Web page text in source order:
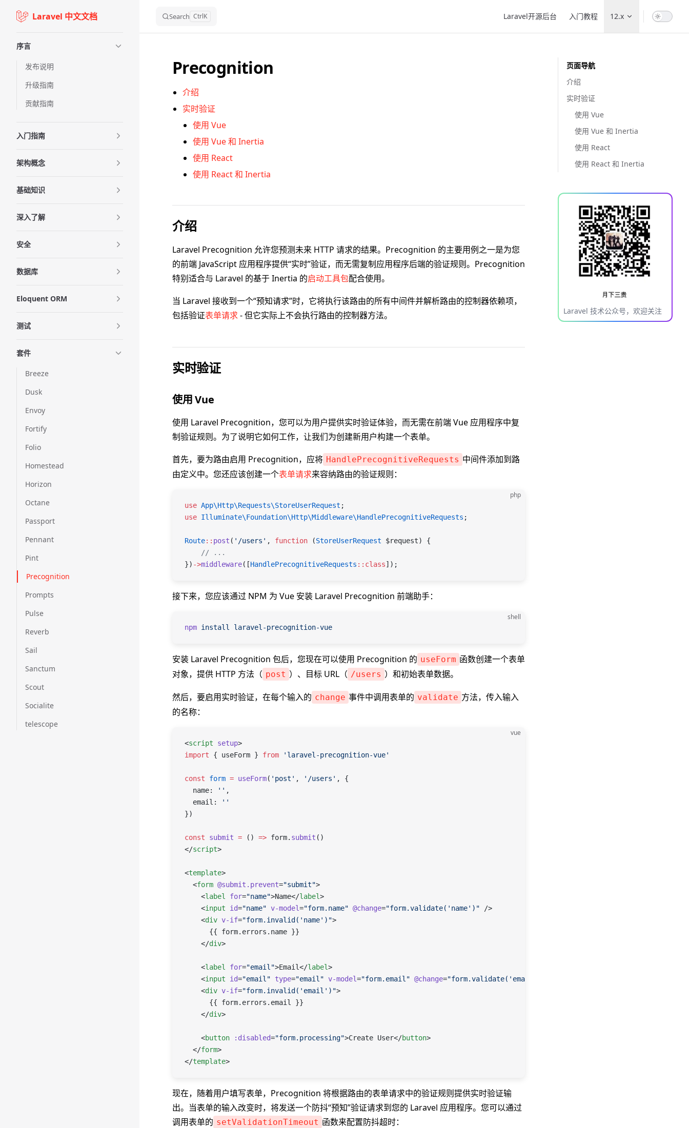
Skip to content
Laravel 中文文档 Search CtrlK Laravel开源后台 入门教程 12.x
序言
发布说明
升级指南
贡献指南
入门指南
架构概念
基础知识
深入了解
安全
数据库
Eloquent ORM
测试
套件
Breeze
Dusk
Envoy
Fortify
Folio
Homestead
Horizon
Octane
Passport
Pennant
Pint
Precognition
Prompts
Pulse
Reverb
Sail
Sanctum
Scout
Socialite
telescope
页面导航
介绍
实时验证
使用 Vue
使用 Vue 和 Inertia
使用 React
使用 React 和 Inertia
Laravel 技术公众号，欢迎关注
Precognition
介绍
实时验证
使用 Vue
使用 Vue 和 Inertia
使用 React
使用 React 和 Inertia
介绍
Laravel Precognition 允许您预测未来 HTTP 请求的结果。Precognition 的主要用例之一是为您
的前端 JavaScript 应用程序提供“实时”验证，而无需复制应用程序后端的验证规则。Precognition
特别适合与 Laravel 的基于 Inertia 的启动工具包配合使用。
当 Laravel 接收到一个“预知请求”时，它将执行该路由的所有中间件并解析路由的控制器依赖项，
包括验证表单请求- 但它实际上不会执行路由的控制器方法。
实时验证
使用 Vue
使用 Laravel Precognition，您可以为用户提供实时验证体验，而无需在前端 Vue 应用程序中复
制验证规则。为了说明它如何工作，让我们为创建新用户构建一个表单。
首先，要为路由启用 Precognition，应将 HandlePrecognitiveRequests 中间件添加到路
由定义中。您还应该创建一个表单请求来容纳路由的验证规则：
php
use App\Http\Requests\StoreUserRequest ;
use Illuminate\Foundation\Http\Middleware\HandlePrecognitiveRequests ;
Route:: post ( '/users' , function (StoreUserRequest $request) {
    // ...
}) ->middleware([HandlePrecognitiveRequests :: class]);
接下来，您应该通过 NPM 为 Vue 安装 Laravel Precognition 前端助手：
shell
npm install laravel-precognition-vue
安装 Laravel Precognition 包后，您现在可以使用 Precognition 的 useForm 函数创建一个表单
对象，提供 HTTP 方法（ post ）、目标 URL（ /users ）和初始表单数据。
然后，要启用实时验证，在每个输入的 change 事件中调用表单的 validate 方法，传入输入
的名称：
vue
<script setup>
import { useForm } from 'laravel-precognition-vue'
const form = useForm( 'post' , '/users' , {
  name
: '' ,
  email
:
''
})
const submit = () => form. submit ()
</script>
<template>
  <
form @submit.prevent="submit">
    <
label for="name">Name</label>
    <
input id="name" v-model="form.name" @change="form.validate('name')" />
    <
div v-if="form.invalid('name')">
      {{ form.errors.name }}
    </
div>
    <
label for="email">Email</label>
    <
input id="email" type="email" v-model="form.email" @change="form.validate('email')"
    <
div v-if="form.invalid('email')">
      {{ form.errors.email }}
    </
div>
    <
button :disabled="form.processing">Create User</button>
  </
form>
</template>
现在，随着用户填写表单，Precognition 将根据路由的表单请求中的验证规则提供实时验证输
出。当表单的输入改变时，将发送一个防抖“预知”验证请求到您的 Laravel 应用程序。您可以通过
调用表单的 setValidationTimeout 函数来配置防抖超时：